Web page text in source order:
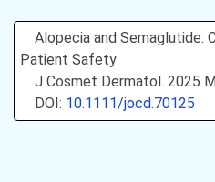
Alopecia and Semaglutide:
Patient Safety
J Cosmet Dermatol. 2025
DOI: 10.1111/jocd.70125